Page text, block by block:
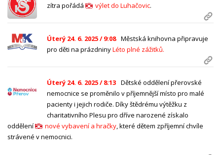
zítra pořádá
výlet do Luhačovic.
Úterý 24. 6. 2025 / 9:08 Městská knihovna připravuje
pro děti na prázdninyLéto plné zážitků.
Úterý 24. 6. 2025 / 8:13 Dětské oddělení přerovské
nemocnice se proměnilo v příjemnější místo pro malé
pacienty i jejich rodiče. Díky štědrému výtěžku z
charitativního Plesu pro dříve narozené získalo
oddělení
nové vybavení a hračky , které dětem zpříjemní chvíle
strávené v nemocnici.